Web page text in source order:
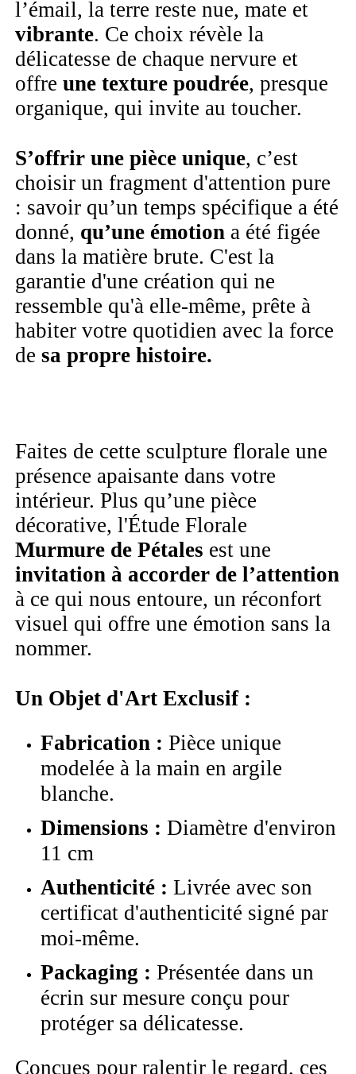
l’émail, la terre reste nue, mate et
vibrante. Ce choix révèle la
délicatesse de chaque nervure et
offreune texture poudrée, presque
organique, qui invite au toucher.
S’offrir une pièce unique, c’est
choisir un fragment d'attention pure
: savoir qu’un temps spécifique a été
donné, qu’une émotion a été figée
dans la matière brute. C'est la
garantie d'une création qui ne
ressemble qu'à elle-même, prête à
habiter votre quotidien avec la force
desa propre histoire.
Faites de cette sculpture florale une
présence apaisante dans votre
intérieur. Plus qu’une pièce
décorative, l'Étude Florale
Murmure de Pétales est une
invitation à accorder de l’attention
à ce qui nous entoure, un réconfort
visuel qui offre une émotion sans la
nommer.
Un Objet d'Art Exclusif :
Fabrication : Pièce unique
modelée à la main en argile
blanche.
Dimensions : Diamètre d'environ
11 cm
Authenticité : Livrée avec son
certificat d'authenticité signé par
moi-même.
Packaging : Présentée dans un
écrin sur mesure conçu pour
protéger sa délicatesse.
Conçues pour ralentir le regard, ces